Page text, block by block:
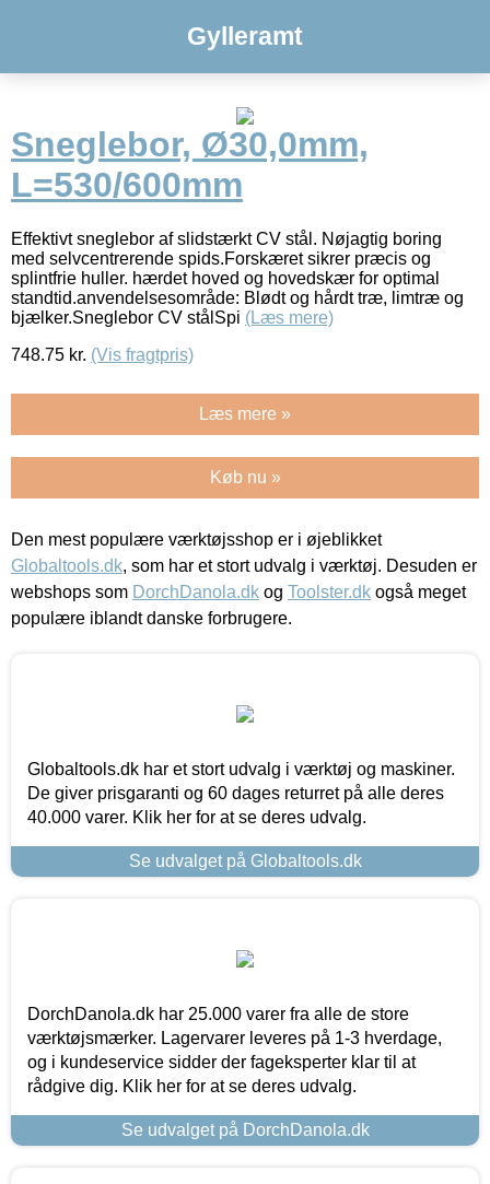
Gylleramt
Sneglebor, Ø30,0mm,
L=530/600mm
Effektivt sneglebor af slidstærkt CV stål. Nøjagtig boring
med selvcentrerende spids.Forskæret sikrer præcis og
splintfrie huller. hærdet hoved og hovedskær for optimal
standtid.anvendelsesområde: Blødt og hårdt træ, limtræ og
bjælker.Sneglebor CV stålSpi (Læs mere)
748.75 kr. (Vis fragtpris)
Læs mere »
Køb nu »
Den mest populære værktøjsshop er i øjeblikket
Globaltools.dk, som har et stort udvalg i værktøj. Desuden er
webshops som DorchDanola.dk og Toolster.dk også meget
populære iblandt danske forbrugere.
Globaltools.dk har et stort udvalg i værktøj og maskiner.
De giver prisgaranti og 60 dages returret på alle deres
40.000 varer. Klik her for at se deres udvalg.
Se udvalget på Globaltools.dk
DorchDanola.dk har 25.000 varer fra alle de store
værktøjsmærker. Lagervarer leveres på 1-3 hverdage,
og i kundeservice sidder der fageksperter klar til at
rådgive dig. Klik her for at se deres udvalg.
Se udvalget på DorchDanola.dk